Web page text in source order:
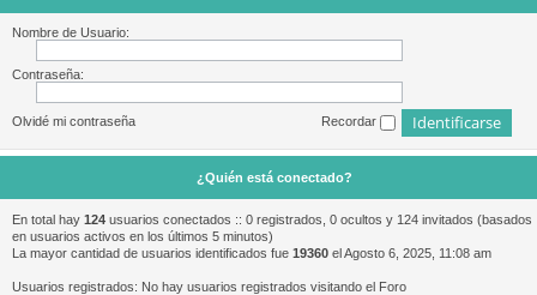
Nombre de Usuario:
Contraseña:
Olvidé mi contraseña Recordar
¿Quién está conectado?
En total hay 124 usuarios conectados :: 0 registrados, 0 ocultos y 124 invitados (basados
en usuarios activos en los últimos 5 minutos)
La mayor cantidad de usuarios identificados fue 19360 el Agosto 6, 2025, 11:08 am
Usuarios registrados: No hay usuarios registrados visitando el Foro